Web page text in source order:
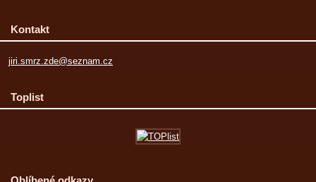
Kontakt
jiri.smrz.zde@seznam.cz
Toplist